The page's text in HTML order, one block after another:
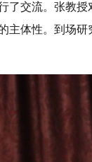
了交流。张教
主体性。到场